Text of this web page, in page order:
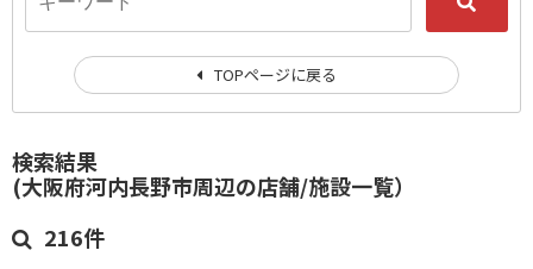
検索結果
(大阪府河内長野市周辺の店舗/施設一覧）
216件
TOPページに戻る